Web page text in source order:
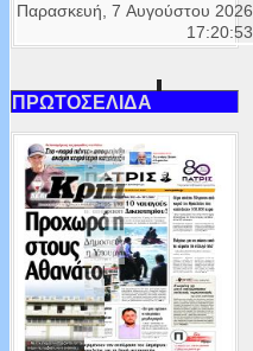
Παρασκευή, 7 Αυγούστου 2026
17:20:53
ΠΡΩΤΟΣΕΛΙΔΑ